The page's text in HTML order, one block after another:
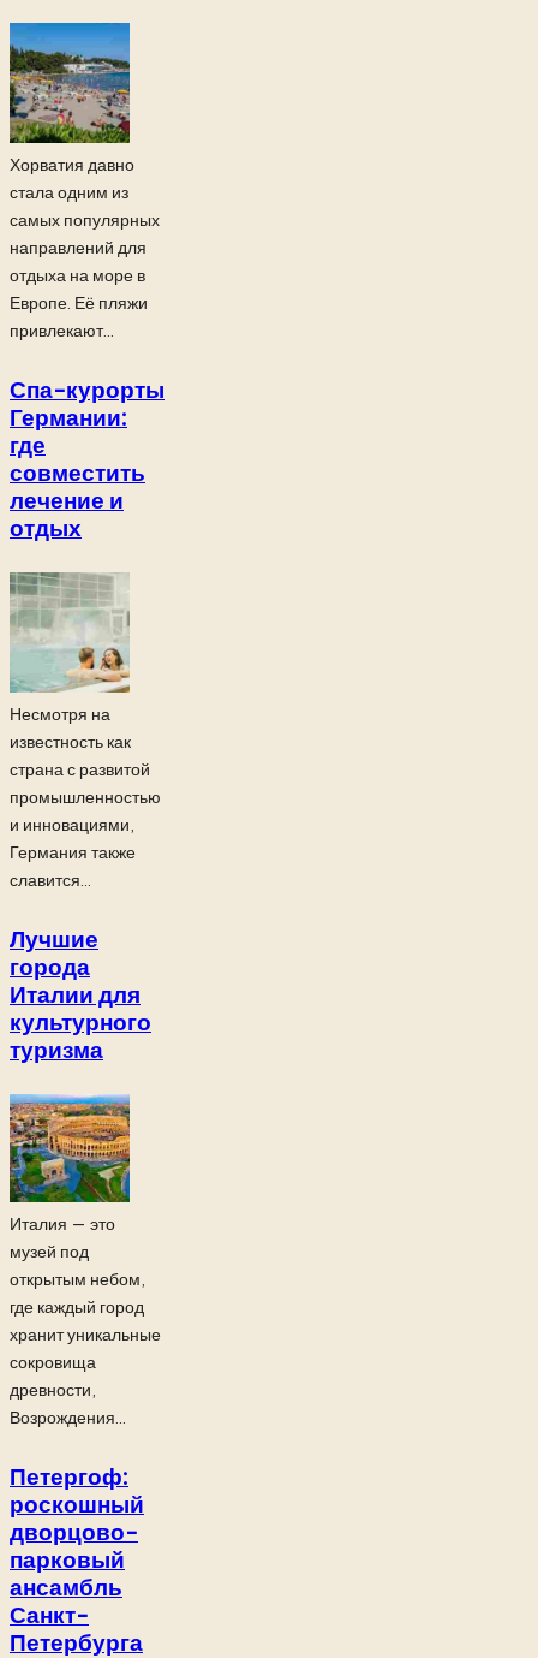
Хорватия давно
стала одним из
самых популярных
направлений для
отдыха на море в
Европе. Её пляжи
привлекают...
Спа-курорты
Германии:
где
совместить
лечение и
отдых
Несмотря на
известность как
страна с развитой
промышленностью
и инновациями,
Германия также
славится...
Лучшие
города
Италии для
культурного
туризма
Италия — это
музей под
открытым небом,
где каждый город
хранит уникальные
сокровища
древности,
Возрождения...
Петергоф:
роскошный
дворцово-
парковый
ансамбль
Санкт-
Петербурга